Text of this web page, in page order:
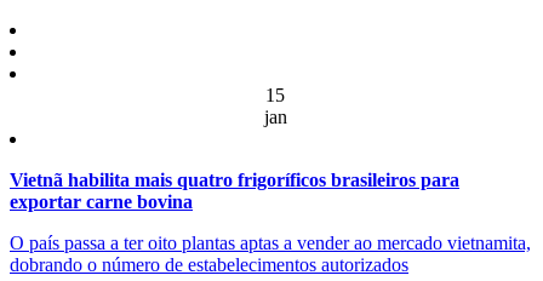
15
jan
Vietnã habilita mais quatro frigoríficos brasileiros para
exportar carne bovina
O país passa a ter oito plantas aptas a vender ao mercado vietnamita,
dobrando o número de estabelecimentos autorizados